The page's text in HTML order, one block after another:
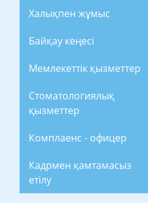
Халықпен жұмыс
Байқау кеңесі
Мемлекеттік қызметтер
Стоматологиялық
қызметтер
Комплаенс - офицер
Кадрмен қамтамасыз
етілу